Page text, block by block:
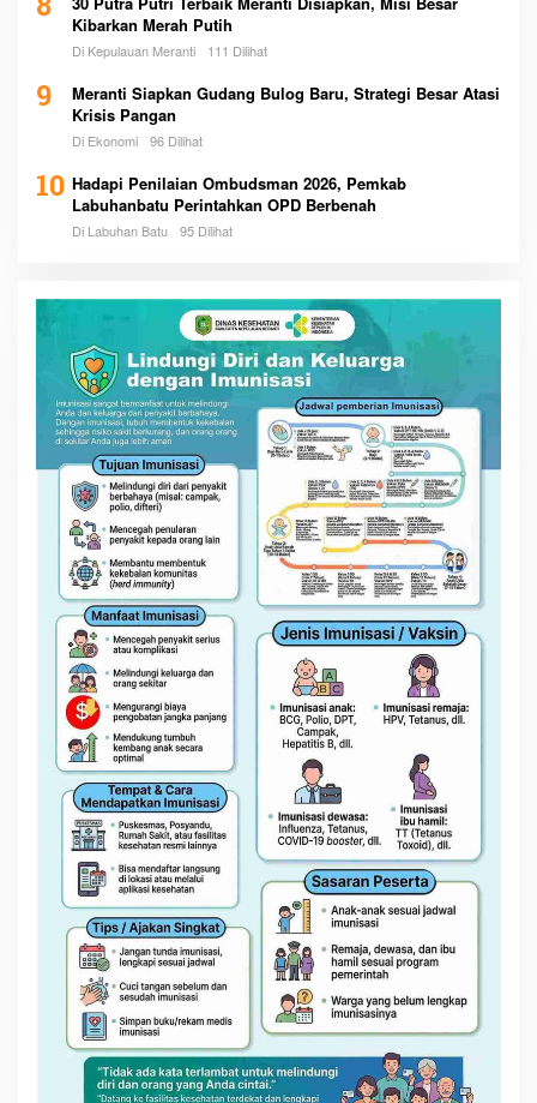
8
Kibarkan Merah Putih
Di Kepulauan Meranti 111 Dilihat
9
Meranti Siapkan Gudang Bulog Baru, Strategi Besar Atasi
Krisis Pangan
Di Ekonomi 96 Dilihat
10 Hadapi Penilaian Ombudsman 2026, Pemkab
Labuhanbatu Perintahkan OPD Berbenah
Di Labuhan Batu 95 Dilihat